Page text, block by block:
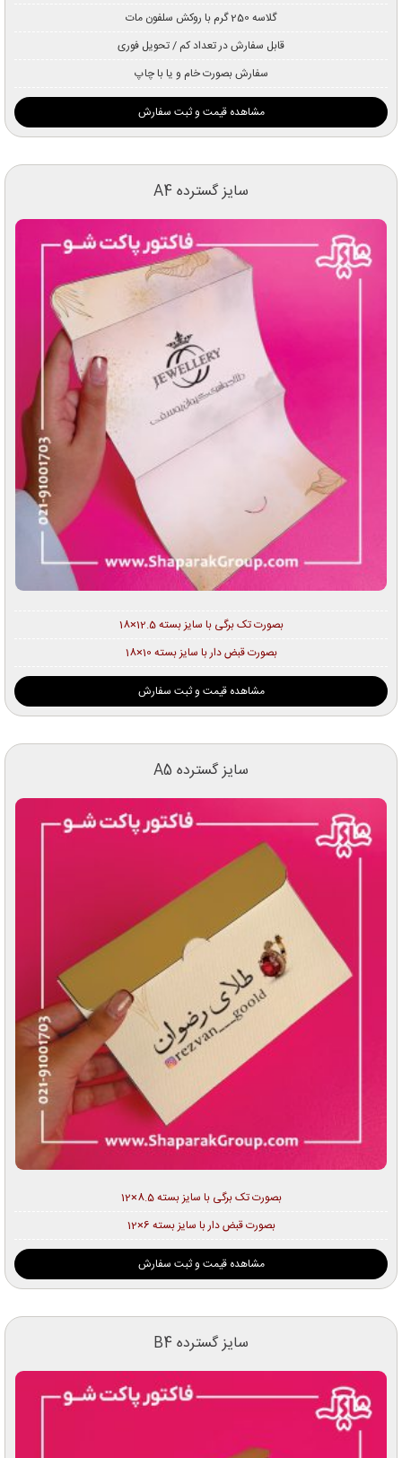
گلاسه 250 گرم با روکش سلفون مات
قابل سفارش در تعداد کم / تحویل فوری
سفارش بصورت خام و یا با چاپ
مشاهده قیمت و ثبت سفارش
سایز گسترده A4
بصورت تک برگی با سایز بسته 12.5×18
بصورت قبض دار با سایز بسته 10×18
مشاهده قیمت و ثبت سفارش
سایز گسترده A5
بصورت تک برگی با سایز بسته 8.5×12
بصورت قبض دار با سایز بسته 6×12
مشاهده قیمت و ثبت سفارش
سایز گسترده B4